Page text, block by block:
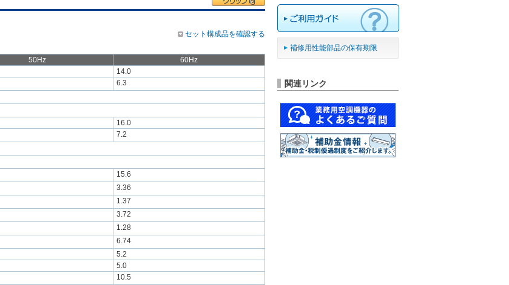
セット構成品を確認する
50Hz
60Hz
14.0
6.3
16.0
7.2
15.6
3.36
1.37
3.72
1.28
6.74
5.2
5.0
10.5
補修用性能部品の保有期限
関連リンク